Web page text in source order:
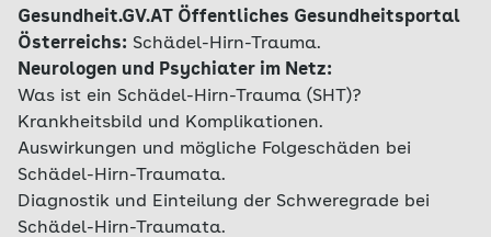
Gesundheit.GV.AT Öffentliches Gesundheitsportal
Österreichs: Schädel-Hirn-Trauma.
Neurologen und Psychiater im Netz:
Was ist ein Schädel-Hirn-Trauma (SHT)?
Krankheitsbild und Komplikationen.
Auswirkungen und mögliche Folgeschäden bei
Schädel-Hirn-Traumata.
Diagnostik und Einteilung der Schweregrade bei
Schädel-Hirn-Traumata.